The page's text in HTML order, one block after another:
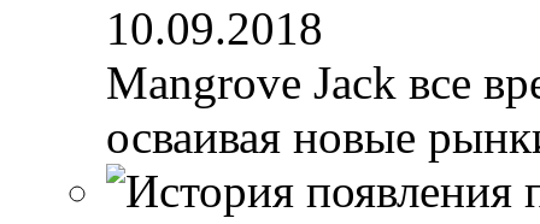
10.09.2018
Mangrove Jack все
осваивая новые